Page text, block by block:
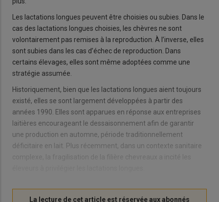
Les lactations longues peuvent être choisies ou subies. Dans le
cas des lactations longues choisies, les chèvres ne sont
volontairement pas remises à la reproduction. À l’inverse, elles
sont subies dans les cas d’échec de reproduction. Dans
certains élevages, elles sont même adoptées comme une
stratégie assumée.
Historiquement, bien que les lactations longues aient toujours
existé, elles se sont largement développées à partir des
années 1990. Elles sont apparues en réponse aux entreprises
laitières encourageant le dessaisonnement afin de garantir
une production en automne, période traditionnellement
déficitaire en lait. Plus récemment, dans un contexte sanitaire